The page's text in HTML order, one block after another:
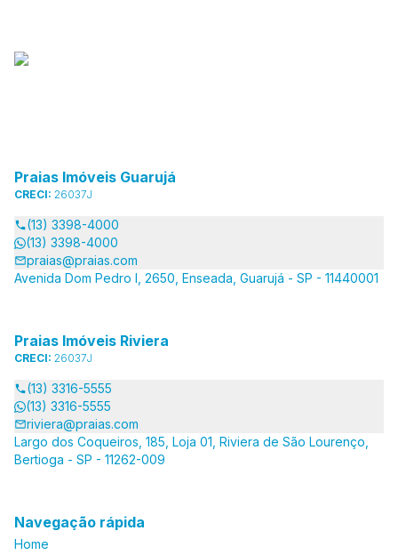
Praias Imóveis Guarujá
CRECI: 26037J
(13) 3398-4000
(13) 3398-4000
praias@praias.com
Avenida Dom Pedro I, 2650, Enseada, Guarujá - SP - 11440001
Praias Imóveis Riviera
CRECI: 26037J
(13) 3316-5555
(13) 3316-5555
riviera@praias.com
Largo dos Coqueiros, 185, Loja 01, Riviera de São Lourenço,
Bertioga - SP - 11262-009
Navegação rápida
Home